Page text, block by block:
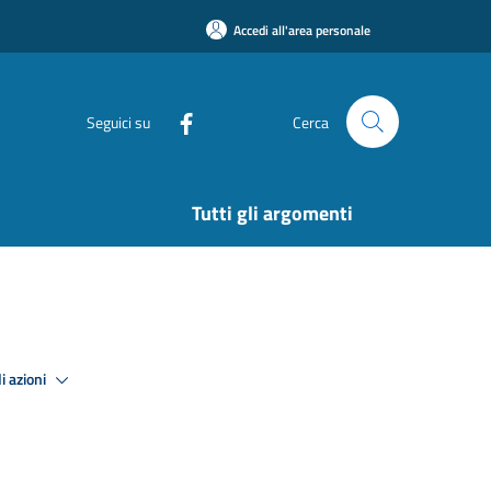
Accedi all'area personale
Seguici su Cerca
Tutti gli argomenti
azioni